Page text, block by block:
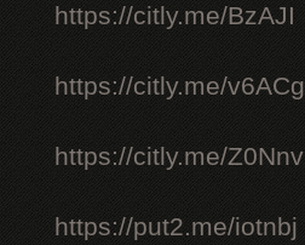
https://citly.me/BzAJI
https://citly.me/v6ACg
https://citly.me/Z0Nnv
https://put2.me/iotnbj